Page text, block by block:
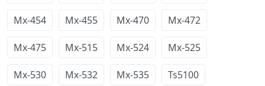
Mx-454 Mx-455 Mx-470 Mx-472
Mx-475 Mx-515 Mx-524 Mx-525
Mx-530 Mx-532 Mx-535 Ts5100